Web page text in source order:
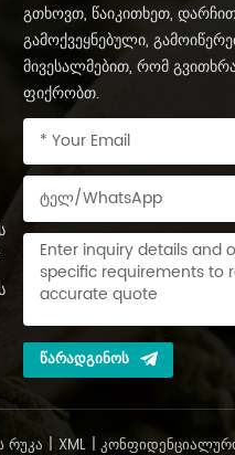
გთხოვთ, წაიკითხეთ,
გამოქვეყნებული,
მივესალმებით, რომ
ფიქრობთ.
ᲬᲐᲠᲐᲓᲒᲘᲜᲝᲡ
ᲠᲣᲙᲐ | XML |